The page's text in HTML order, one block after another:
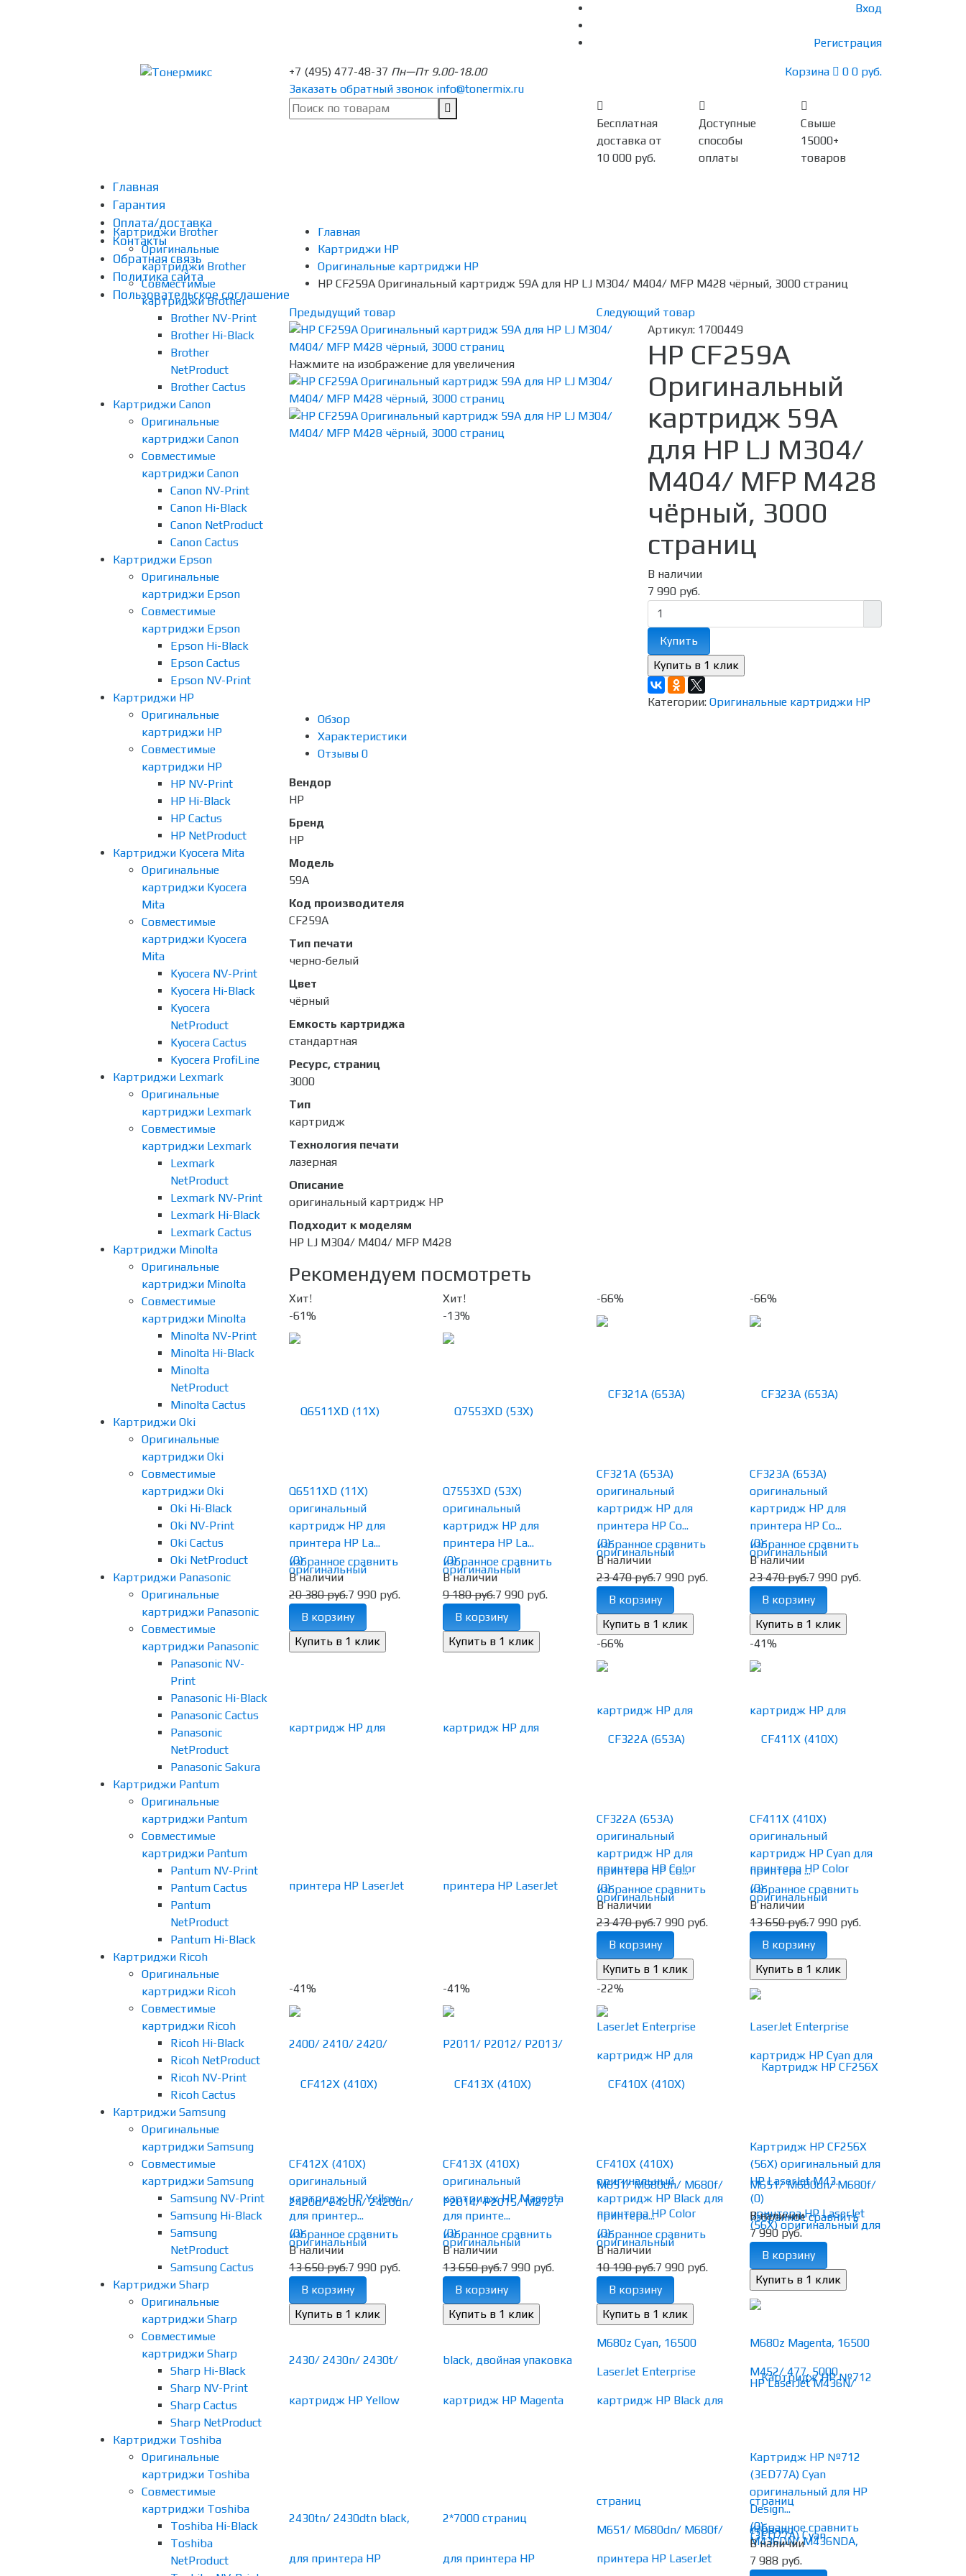
Вход
Регистрация
+7 (495) 477-48-37 Пн—Пт 9.00-18.00
Заказать обратный звонок info@tonermix.ru
Корзина 0 0 руб.
Бесплатная
доставка от
10 000 руб.
Доступные
способы
оплаты
Свыше
15000+
товаров
Главная
Гарантия
Оплата/доставка
Контакты
Обратная связь
Политика сайта
Пользовательское соглашение
Картриджи Brother
Оригинальные
картриджи Brother
Совместимые
картриджи Brother
Brother NV-Print
Brother Hi-Black
Brother
NetProduct
Brother Cactus
Картриджи Canon
Оригинальные
картриджи Canon
Совместимые
картриджи Canon
Canon NV-Print
Canon Hi-Black
Canon NetProduct
Canon Cactus
Картриджи Epson
Оригинальные
картриджи Epson
Совместимые
картриджи Epson
Epson Hi-Black
Epson Cactus
Epson NV-Print
Картриджи HP
Оригинальные
картриджи HP
Совместимые
картриджи HP
HP NV-Print
HP Hi-Black
HP Cactus
HP NetProduct
Картриджи Kyocera Mita
Оригинальные
картриджи Kyocera
Mita
Совместимые
картриджи Kyocera
Mita
Kyocera NV-Print
Kyocera Hi-Black
Kyocera
NetProduct
Kyocera Cactus
Kyocera ProfiLine
Картриджи Lexmark
Оригинальные
картриджи Lexmark
Совместимые
картриджи Lexmark
Lexmark
NetProduct
Lexmark NV-Print
Lexmark Hi-Black
Lexmark Cactus
Картриджи Minolta
Оригинальные
картриджи Minolta
Совместимые
картриджи Minolta
Minolta NV-Print
Minolta Hi-Black
Minolta
NetProduct
Minolta Cactus
Картриджи Oki
Оригинальные
картриджи Oki
Совместимые
картриджи Oki
Oki Hi-Black
Oki NV-Print
Oki Cactus
Oki NetProduct
Картриджи Panasonic
Оригинальные
картриджи Panasonic
Совместимые
картриджи Panasonic
Panasonic NV-
Print
Panasonic Hi-Black
Panasonic Cactus
Panasonic
NetProduct
Panasonic Sakura
Картриджи Pantum
Оригинальные
картриджи Pantum
Совместимые
картриджи Pantum
Pantum NV-Print
Pantum Cactus
Pantum
NetProduct
Pantum Hi-Black
Картриджи Ricoh
Оригинальные
картриджи Ricoh
Совместимые
картриджи Ricoh
Ricoh Hi-Black
Ricoh NetProduct
Ricoh NV-Print
Ricoh Cactus
Картриджи Samsung
Оригинальные
картриджи Samsung
Совместимые
картриджи Samsung
Samsung NV-Print
Samsung Hi-Black
Samsung
NetProduct
Samsung Cactus
Картриджи Sharp
Оригинальные
картриджи Sharp
Совместимые
картриджи Sharp
Sharp Hi-Black
Sharp NV-Print
Sharp Cactus
Sharp NetProduct
Картриджи Toshiba
Оригинальные
картриджи Toshiba
Совместимые
картриджи Toshiba
Toshiba Hi-Black
Toshiba
NetProduct
Главная
Картриджи HP
Оригинальные картриджи HP
HP CF259A Оригинальный картридж 59A для HP LJ M304/ M404/ MFP M428 чёрный, 3000 страниц
Предыдущий товар Следующий товар
Нажмите на изображение для увеличения
Артикул: 1700449
HP CF259A
Оригинальный
картридж 59A
для HP LJ M304/
M404/ MFP M428
чёрный, 3000
страниц
В наличии
7 990 руб.
Купить
Категории: Оригинальные картриджи HP
Обзор
Характеристики
Отзывы 0
Вендор
HP
Бренд
HP
Модель
59A
Код производителя
CF259A
Тип печати
черно-белый
Цвет
чёрный
Емкость картриджа
стандартная
Ресурс, страниц
3000
Тип
картридж
Технология печати
лазерная
Описание
оригинальный картридж HP
Подходит к моделям
HP LJ M304/ M404/ MFP M428
Рекомендуем посмотреть
Хит!
-61%
избранное сравнить
Q6511XD (11X)
оригинальный
картридж HP для
принтера HP La...
(0)
В наличии
20 380 руб.7 990 руб.
В корзину
Хит!
-13%
избранное сравнить
Q7553XD (53X)
оригинальный
картридж HP для
принтера HP La...
(0)
В наличии
9 180 руб.7 990 руб.
В корзину
-66%
избранное сравнить
CF321A (653A)
оригинальный
картридж HP для
принтера HP Co...
(0)
В наличии
23 470 руб.7 990 руб.
В корзину
-66%
избранное сравнить
CF323A (653A)
оригинальный
картридж HP для
принтера HP Co...
(0)
В наличии
23 470 руб.7 990 руб.
В корзину
-66%
избранное сравнить
CF322A (653A)
оригинальный
картридж HP для
принтера HP Co...
(0)
В наличии
23 470 руб.7 990 руб.
В корзину
-41%
избранное сравнить
CF411X (410X)
оригинальный
картридж HP Cyan для
принтера ...
(0)
В наличии
13 650 руб.7 990 руб.
В корзину
-41%
избранное сравнить
CF412X (410X)
оригинальный
картридж HP Yellow
для принтер...
(0)
В наличии
13 650 руб.7 990 руб.
В корзину
-41%
избранное сравнить
CF413X (410X)
оригинальный
картридж HP Magenta
для принте...
(0)
В наличии
13 650 руб.7 990 руб.
В корзину
-22%
избранное сравнить
CF410X (410X)
оригинальный
картридж HP Black для
принтера...
(0)
В наличии
10 190 руб.7 990 руб.
В корзину
избранное сравнить
Картридж HP CF256X
(56X) оригинальный для
HP LaserJet M43...
(0)
В наличии
7 990 руб.
В корзину
избранное сравнить
Картридж HP №712
(3ED77A) Cyan
оригинальный для HP
Design...
(0)
В наличии
7 988 руб.